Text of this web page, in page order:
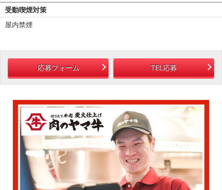
受動喫煙対策
屋内禁煙
応募フォーム TEL応募